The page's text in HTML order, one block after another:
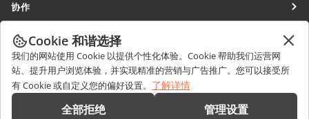
协作空间
工作区
连接器
桌面应用程序
移动应用程序
协作
针对翻译人员
针对博主
职位空缺
获取最新资讯
博客
获取帮助
论坛
Cookie 和谐选择
我们的网站使用 Cookie 以提供个性化体验。Cookie 帮助我们运营网
站、提升用户浏览体验，并实现精准的营销与广告推广。您可以接受所
有 Cookie 或自定义您的偏好设置。 了解详情
全部拒绝 管理设置